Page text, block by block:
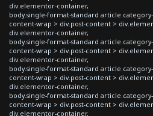
div.elementor-container,
body.single-format-standard
content-wrap > div.post-content >
div.elementor-container,
body.single-format-standard
content-wrap > div.post-content >
div.elementor-container,
body.single-format-standard
content-wrap > div.post-content >
div.elementor-container,
body.single-format-standard
content-wrap > div.post-content >
div.elementor-container,